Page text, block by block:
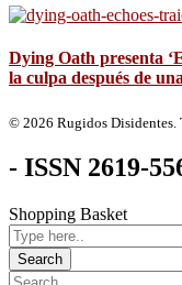
Dying Oath presenta
la culpa después de
© 2026 Rugidos Disidentes.
- ISSN 2619-
Shopping Basket